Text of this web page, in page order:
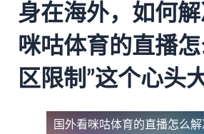
身在海外，如何
咪咕体育的直播
区限制”这个心头
国外看咪咕体育的直播怎么解